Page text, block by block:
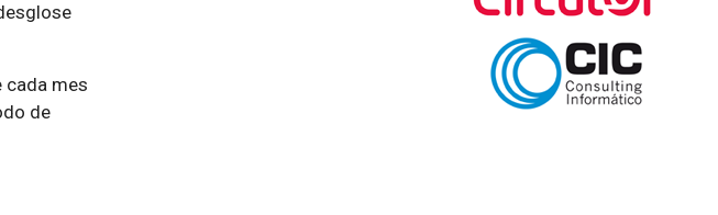
cada mes
de